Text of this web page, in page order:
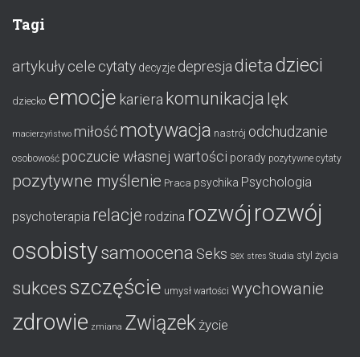
Tagi
artykułycele cytaty decyzje depresja dietadzieci
dziecko emocje kariera komunikacja lęk
macierzyństwo miłośćmotywacja nastrój odchudzanie
osobowość poczucie własnej wartości porady pozytywne cytaty
pozytywne myślenie Praca psychika Psychologia
psychoterapia relacje rodzina rozwój rozwój
osobistysamoocena Seks sex stres Studia styl życia
sukcesszczęście umysł wartości wychowanie
zdrowie zmiana Związekżycie